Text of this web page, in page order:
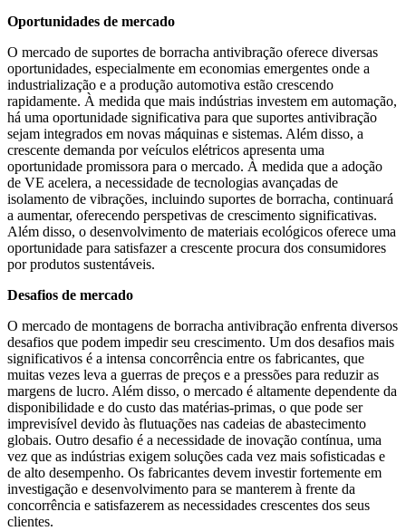
Oportunidades de mercado
O mercado de suportes de borracha antivibração oferece diversas
oportunidades, especialmente em economias emergentes onde a
industrialização e a produção automotiva estão crescendo
rapidamente. À medida que mais indústrias investem em automação,
há uma oportunidade significativa para que suportes antivibração
sejam integrados em novas máquinas e sistemas. Além disso, a
crescente demanda por veículos elétricos apresenta uma
oportunidade promissora para o mercado. À medida que a adoção
de VE acelera, a necessidade de tecnologias avançadas de
isolamento de vibrações, incluindo suportes de borracha, continuará
a aumentar, oferecendo perspetivas de crescimento significativas.
Além disso, o desenvolvimento de materiais ecológicos oferece uma
oportunidade para satisfazer a crescente procura dos consumidores
por produtos sustentáveis.
Desafios de mercado
O mercado de montagens de borracha antivibração enfrenta diversos
desafios que podem impedir seu crescimento. Um dos desafios mais
significativos é a intensa concorrência entre os fabricantes, que
muitas vezes leva a guerras de preços e a pressões para reduzir as
margens de lucro. Além disso, o mercado é altamente dependente da
disponibilidade e do custo das matérias-primas, o que pode ser
imprevisível devido às flutuações nas cadeias de abastecimento
globais. Outro desafio é a necessidade de inovação contínua, uma
vez que as indústrias exigem soluções cada vez mais sofisticadas e
de alto desempenho. Os fabricantes devem investir fortemente em
investigação e desenvolvimento para se manterem à frente da
concorrência e satisfazerem as necessidades crescentes dos seus
clientes.